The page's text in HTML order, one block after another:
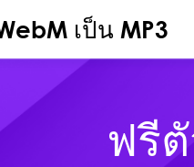
เป็น MP3
ฟรี